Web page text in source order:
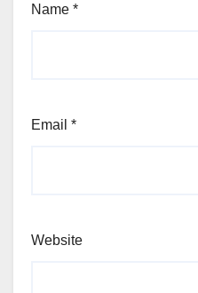
Name *
Email *
Website